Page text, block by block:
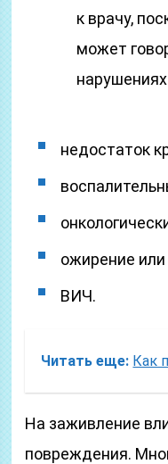
к врачу,
может
недостаток
ожирение
ВИЧ.
Читать еще: Как
На заживление
повреждения.